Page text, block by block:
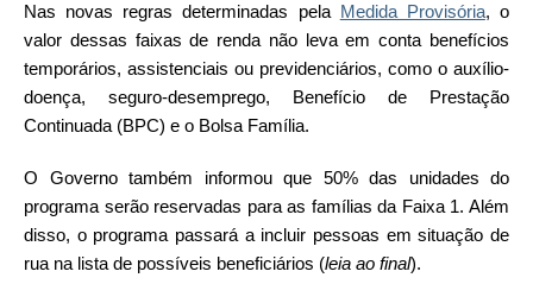
Nas novas regras determinadas pela Medida Provisória, o
valor dessas faixas de renda não leva em conta benefícios
temporários, assistenciais ou previdenciários, como o auxílio-
doença, seguro-desemprego, Benefício de Prestação
Continuada (BPC) e o Bolsa Família.
O Governo também informou que 50% das unidades do
programa serão reservadas para as famílias da Faixa 1. Além
disso, o programa passará a incluir pessoas em situação de
rua na lista de possíveis beneficiários (leia ao final).